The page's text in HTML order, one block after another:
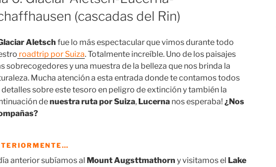
(cascadas del Rin)
Aletsch fue lo más espectacular que vimos durante todo
roadtrip por Suiza. Totalmente increíble. Uno de los paisajes
sobrecogedores y una muestra de la belleza que nos brinda la
Mucha atención a esta entrada donde te contamos todos
detalles sobre este tesoro en peligro de extinción y también la
denuestra ruta por Suiza, Lucerna nos esperaba! ¿Nos
anterior subíamos al Mount Augsttmathorn y visitamos el Lake